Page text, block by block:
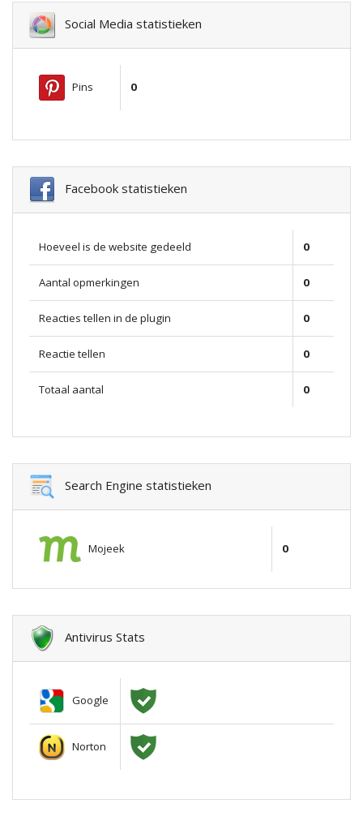
Social Media statistieken
Pins 0
Facebook statistieken
Hoeveel is de website gedeeld 0
Aantal opmerkingen 0
Reacties tellen in de plugin 0
Reactie tellen 0
Totaal aantal 0
Search Engine statistieken
Mojeek 0
Antivirus Stats
Google
Norton